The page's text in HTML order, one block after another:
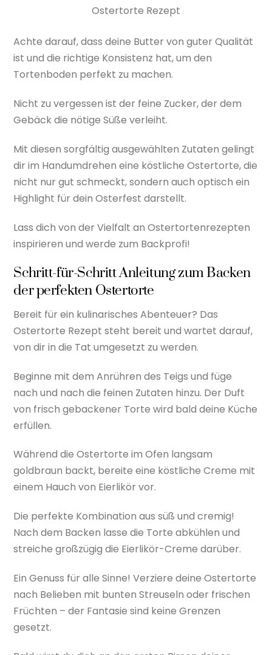
Ostertorte Rezept
Achte darauf, dass deine Butter von guter Qualität
ist und die richtige Konsistenz hat, um den
Tortenboden perfekt zu machen.
Nicht zu vergessen ist der feine Zucker, der dem
Gebäck die nötige Süße verleiht.
Mit diesen sorgfältig ausgewählten Zutaten gelingt
dir im Handumdrehen eine köstliche Ostertorte, die
nicht nur gut schmeckt, sondern auch optisch ein
Highlight für dein Osterfest darstellt.
Lass dich von der Vielfalt an Ostertortenrezepten
inspirieren und werde zum Backprofi!
Schritt-für-Schritt Anleitung zum Backen
der perfekten Ostertorte
Bereit für ein kulinarisches Abenteuer? Das
Ostertorte Rezept steht bereit und wartet darauf,
von dir in die Tat umgesetzt zu werden.
Beginne mit dem Anrühren des Teigs und füge
nach und nach die feinen Zutaten hinzu. Der Duft
von frisch gebackener Torte wird bald deine Küche
erfüllen.
Während die Ostertorte im Ofen langsam
goldbraun backt, bereite eine köstliche Creme mit
einem Hauch von Eierlikör vor.
Die perfekte Kombination aus süß und cremig!
Nach dem Backen lasse die Torte abkühlen und
streiche großzügig die Eierlikör-Creme darüber.
Ein Genuss für alle Sinne! Verziere deine Ostertorte
nach Belieben mit bunten Streuseln oder frischen
Früchten – der Fantasie sind keine Grenzen
gesetzt.